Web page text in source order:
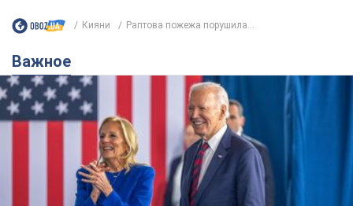
Кияни Раптова пожежа порушила...
Важное